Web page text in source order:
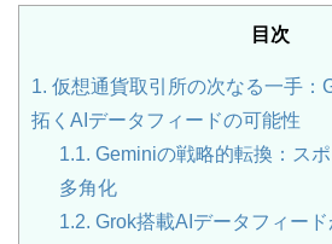
目次
1. 仮想通貨取引所の次なる一手：
拓くAIデータフィードの可能性
1.1. Geminiの戦略的転換：ス
多角化
1.2. Grok搭載AIデータフィー